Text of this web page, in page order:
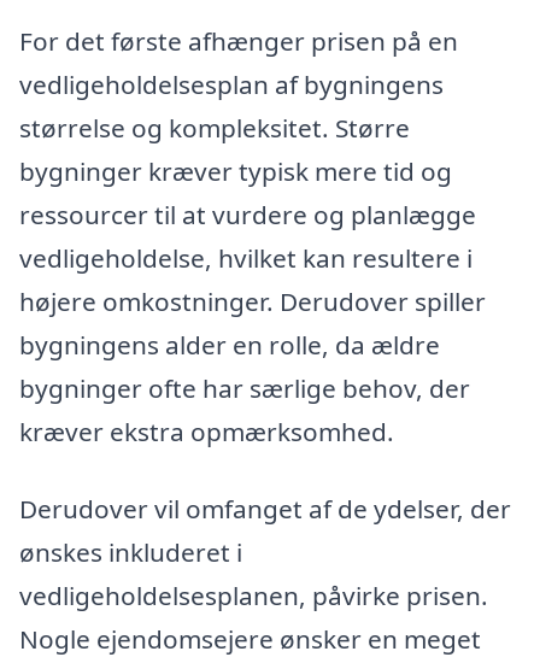
For det første afhænger prisen på en
vedligeholdelsesplan af bygningens
størrelse og kompleksitet. Større
bygninger kræver typisk mere tid og
ressourcer til at vurdere og planlægge
vedligeholdelse, hvilket kan resultere i
højere omkostninger. Derudover spiller
bygningens alder en rolle, da ældre
bygninger ofte har særlige behov, der
kræver ekstra opmærksomhed.
Derudover vil omfanget af de ydelser, der
ønskes inkluderet i
vedligeholdelsesplanen, påvirke prisen.
Nogle ejendomsejere ønsker en meget